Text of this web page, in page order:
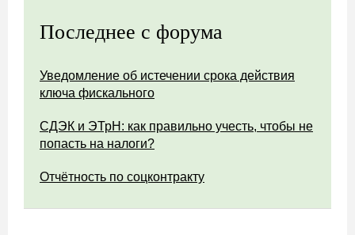
Последнее с форума
Уведомление об истечении срока действия
ключа фискального
СДЭК и ЭТрН: как правильно учесть, чтобы не
попасть на налоги?
Отчётность по соцконтракту